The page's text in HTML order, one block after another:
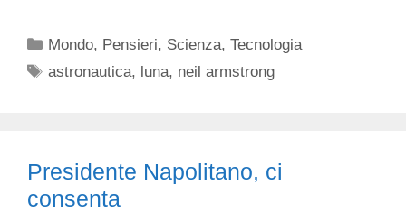
Categorie
Mondo, Pensieri, Scienza,Tecnologia
Tag
astronautica, luna, neil armstrong
Presidente Napolitano, ci
consenta